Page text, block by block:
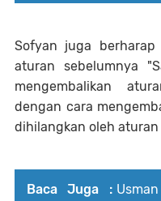
Sofyan juga berharap
aturan sebelumnya
mengembalikan
dengan cara
dihilangkan oleh aturan
Baca Juga :